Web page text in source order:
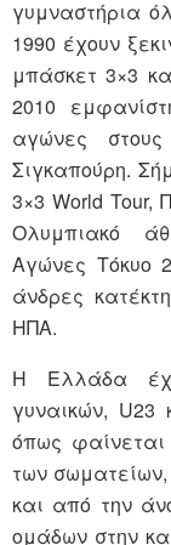
γυμναστήρια
1990 έχουν
μπάσκετ 3×3
2010
αγώνες
Σιγκαπούρη.
3×3 World Tour,
Ολυμπιακό
Αγώνες Τόκυο
άνδρες
ΗΠΑ.
Η Ελλάδα
γυναικών, U23
όπως
των σωματείων,
και από την
ομάδων στην